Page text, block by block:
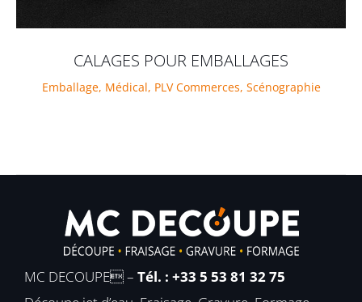
CALAGES POUR EMBALLAGES
Emballage, Médical, PLV Commerces, Scénographie
MC DECOUPE – Tél. : +33 5 53 81 32 75